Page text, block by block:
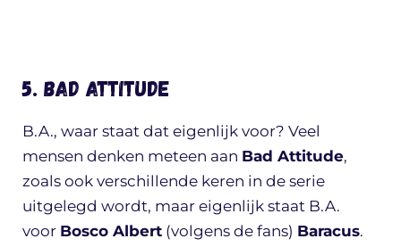
5. Bad Attitude
B.A., waar staat dat eigenlijk voor? Veel
mensen denken meteen aan Bad Attitude,
zoals ook verschillende keren in de serie
uitgelegd wordt, maar eigenlijk staat B.A.
voor Bosco Albert (volgens de fans) Baracus.